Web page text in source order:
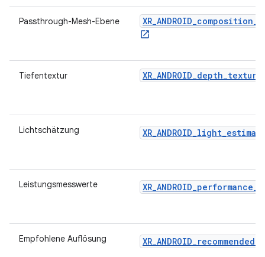
Passthrough-Mesh-Ebene
Tiefentextur XR_ANDROID_depth_texture
Lichtschätzung
Leistungsmesswerte
Empfohlene Auflösung